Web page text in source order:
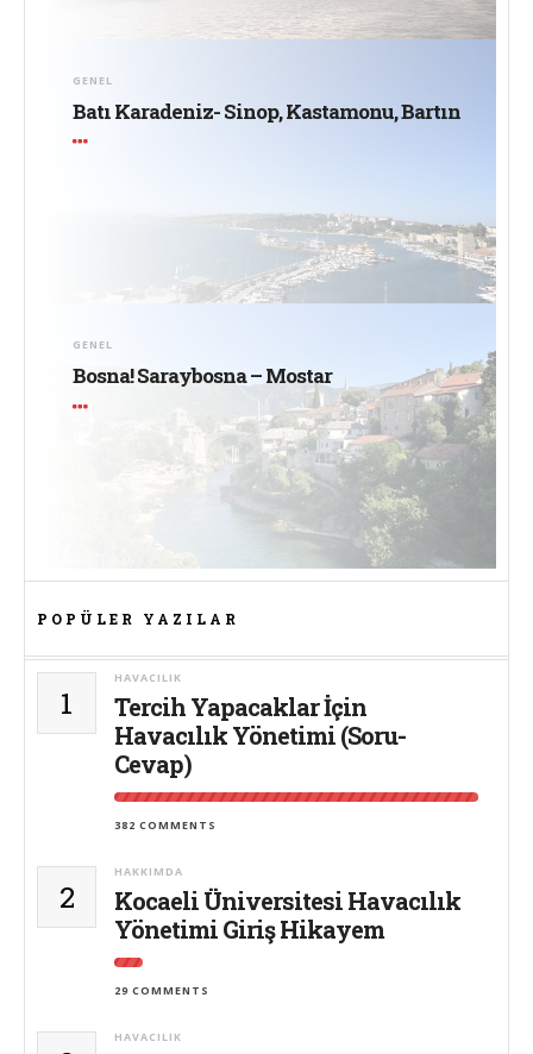
GENEL
Batı Karadeniz- Sinop, Kastamonu, Bartın
GENEL
Bosna! Saraybosna – Mostar
POPÜLER YAZILAR
1
HAVACILIK
Tercih Yapacaklar İçin
Havacılık Yönetimi (Soru-
Cevap)
382 COMMENTS
2
HAKKIMDA
Kocaeli Üniversitesi Havacılık
Yönetimi Giriş Hikayem
29 COMMENTS
HAVACILIK